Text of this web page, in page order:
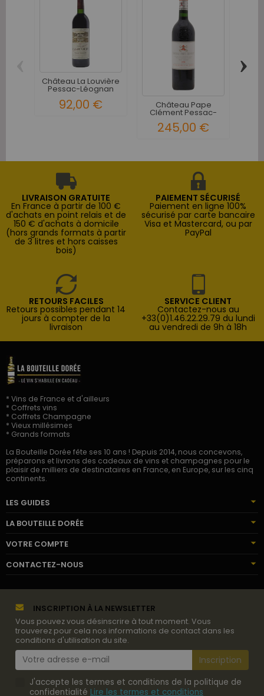
Château La Louvière
Pessac-Léognan
Rouge 1986
92,00 € Château Pape
Clément Pessac-
245,00 €
›
LIVRAISON GRATUITE
En France à partir de 100 €
d'achats en point relais et de
150 € d'achats à domicile
(hors grands formats à partir
de 3 litres et hors caisses
bois)
PAIEMENT SÉCURISÉ
Paiement en ligne 100%
sécurisé par carte bancaire
Visa et Mastercard, ou par
PayPal
RETOURS FACILES
Retours possibles pendant 14
jours à compter de la
livraison
SERVICE CLIENT
Contactez-nous au
+33(0)1.46.22.29.79 du lundi
au vendredi de 9h à 18h
* Vins de France et d'ailleurs
* Coffrets vins
* Coffrets Champagne
* Vieux millésimes
* Grands formats
La Bouteille Dorée fête ses 10 ans ! Depuis 2014, nous concevons,
préparons et livrons des cadeaux de vins et champagnes pour le
plaisir de milliers de destinataires en France, en Europe, sur les cinq
continents.
LES GUIDES
LA BOUTEILLE DORÉE
VOTRE COMPTE
CONTACTEZ-NOUS
INSCRIPTION À LA NEWSLETTER
Vous pouvez vous désinscrire à tout moment. Vous
trouverez pour cela nos informations de contact dans les
conditions d'utilisation du site.
J'accepte les termes et conditions de la politique de
confidentialité Lire les termes et conditions